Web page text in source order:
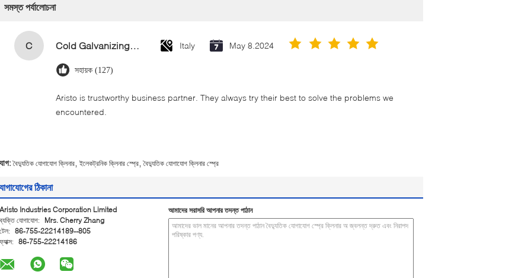
সমস্ত পর্যালোচনা
C Italy May 8.2024
সহায়ক (127)
Aristo is trustworthy business partner. They always try their best to solve the problems we
encountered.
বৈদ্যুতিক যোগাযোগ ক্লিনার ইলেকট্রনিক ক্লিনার স্প্রে বৈদ্যুতিক যোগাযোগ ক্লিনার স্প্রে
ঠিকানা
Aristo Industries Corporation Limited
ব্যক্তি যোগাযোগ:
Mrs. Cherry Zhang
টেল: 86-755-22214189--805
ফ্যাক্স: 86-755-22214186
আমাদের সরাসরি আপনার তদন্ত পাঠান